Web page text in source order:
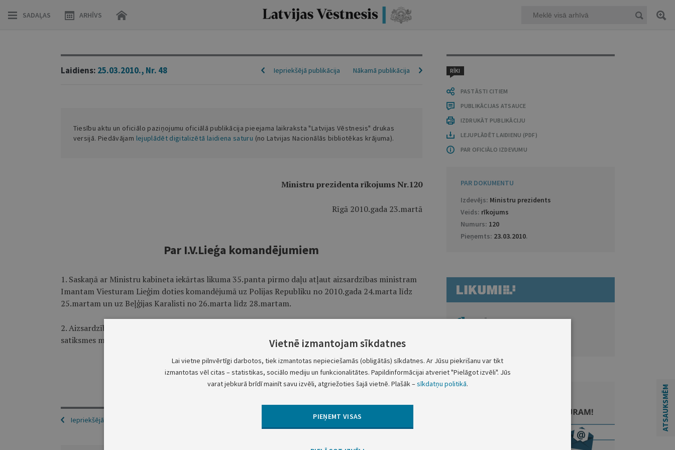
SADAĻAS ARHĪVS
RĪKI
PASTĀSTI CITIEM
PUBLIKĀCIJAS ATSAUCE
IZDRUKĀT PUBLIKĀCIJU
LEJUPLĀDĒT LAIDIENU (PDF)
PAR OFICIĀLO IZDEVUMU
PAR DOKUMENTU
Izdevējs: Ministru prezidents
Veids: rīkojums
Numurs: 120
Pieņemts: 23.03.2010.
ATVĒRT DOKUMENTU LIKUMI.LV
Laidiens: 25.03.2010., Nr. 48 Nākamā publikācija
Iepriekšējā publikācija
Tiesību aktu un oficiālo paziņojumu oficiālā publikācija pieejama laikraksta "Latvijas Vēstnesis" drukas
versijā. Piedāvājam lejuplādēt digitalizētā laidiena saturu (no Latvijas Nacionālās bibliotēkas krājuma).
Ministru prezidenta rīkojums Nr.120
Rīgā 2010.gada 23.martā
Par I.V.Lieģa komandējumiem
1. Saskaņā ar Ministru kabineta iekārtas likuma 35.panta pirmo daļu atļaut aizsardzības ministram
Imantam Viesturam Lieģim doties komandējumā uz Polijas Republiku no 2010.gada 24.marta līdz
25.martam un uz Beļģijas Karalisti no 26.marta līdz 28.martam.
2. Aizsardzības ministra I.V.Lieģa prombūtnes laikā par aizsardzības ministra vietas izpildītāju iecelt
satiksmes ministru Kasparu Gerhardu.
Ministru prezidentsV.Dombrovskis
Iepriekšējā ATSAUKSMĒM
Vietnē izmantojam sīkdatnes
Lai vietne pilnvērtīgi darbotos, tiek izmantotas nepieciešamās (obligātās) sīkdatnes. Ar Jūsu piekrišanu var tikt
izmantotas vēl citas – statistikas, sociālo mediju un funkcionalitātes. Papildinformācijai atveriet "Pielāgot izvēli". Jūs
varat jebkurā brīdī mainīt savu izvēli, atgriežoties šajā vietnē. Plašāk –sīkdatņu politikā.
PIEŅEMT VISAS